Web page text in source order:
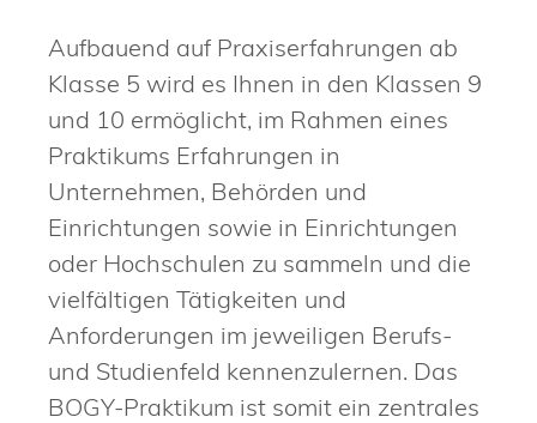
Aufbauend auf Praxiserfahrungen ab
Klasse 5 wird es Ihnen in den Klassen 9
und 10 ermöglicht, im Rahmen eines
Praktikums Erfahrungen in
Unternehmen, Behörden und
Einrichtungen sowie in Einrichtungen
oder Hochschulen zu sammeln und die
vielfältigen Tätigkeiten und
Anforderungen im jeweiligen Berufs-
und Studienfeld kennenzulernen. Das
BOGY-Praktikum ist somit ein zentrales